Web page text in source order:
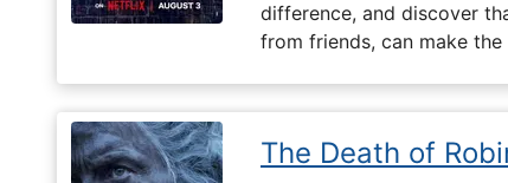
difference, and discover
from friends, can make
The Death of